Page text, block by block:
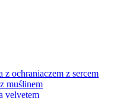
z ochraniaczem z sercem
muślinem
velvetem